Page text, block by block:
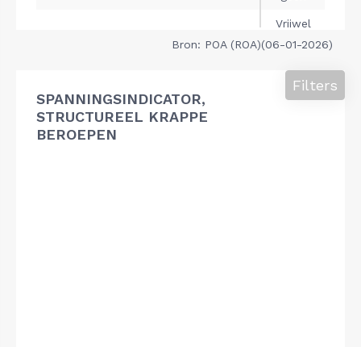
Bron: POA (ROA)(06-01-2026)
SPANNINGSINDICATOR,
STRUCTUREEL KRAPPE
BEROEPEN
Filters